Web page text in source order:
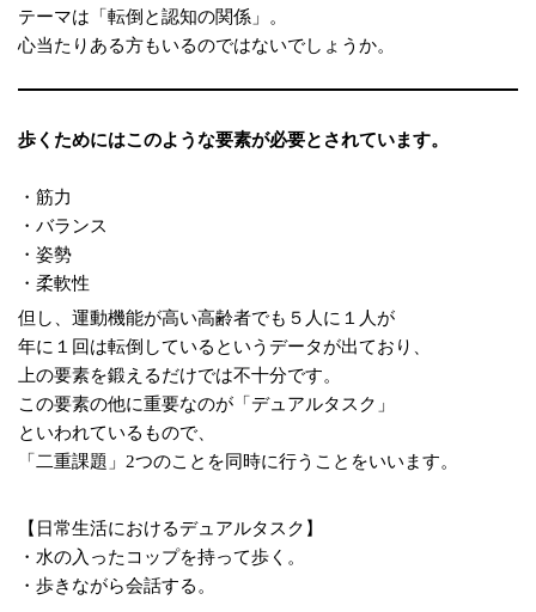
テーマは「転倒と認知の関係」。
心当たりある方もいるのではないでしょうか。
歩くためにはこのような要素が必要とされています。
・筋力
・バランス
・姿勢
・柔軟性
但し、運動機能が高い高齢者でも５人に１人が
年に１回は転倒しているというデータが出ており、
上の要素を鍛えるだけでは不十分です。
この要素の他に重要なのが「デュアルタスク」
といわれているもので、
「二重課題」2つのことを同時に行うことをいいます。
【日常生活におけるデュアルタスク】
・水の入ったコップを持って歩く。
・歩きながら会話する。